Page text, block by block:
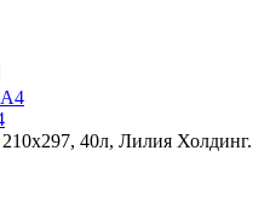
40л, Лилия Холдинг.